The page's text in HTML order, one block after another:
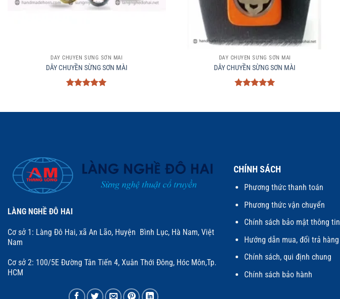
DÂY CHUYỀN SỪNG SƠN MÀI
DÂY CHUYỀN SỪNG SƠN MÀI
sao
DÂY CHUYỀN SỪNG SƠN MÀI
DÂY CHUYỀN SỪNG SƠN MÀI
sao
LÀNG NGHỀ ĐÔ HAI
Cơ sở 1: Làng Đô Hai, xã An Lão, Huyện Bình Lục, Hà Nam, Việt
Nam
Cơ sở 2: 100/5E Đường Tân Tiến 4, Xuân Thới Đông, Hóc Môn,Tp.
HCM
CHÍNH SÁCH
Phương thức thanh toán
Phương thức vận chuyển
Chính sách bảo mật thông tin
Hướng dẫn mua, đổi trả hàng
Chính sách, qui định chung
Chính sách bảo hành